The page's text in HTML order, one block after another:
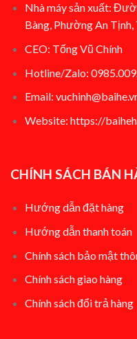
Nhà máy sản xuất:
Bàng, Phường An
CEO: Tống Vũ Chính
Hotline/Zalo:
Email:
Website: https://
CHÍNH SÁCH BÁN
Hướng dẫn đặt hàng
Hướng dẫn thanh toán
Chính sách bảo mật
Chính sách giao hàng
Chính sách đổi trả hàng